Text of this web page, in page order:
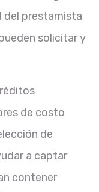
del prestamista
solicitar y
de costo
de
a captar
contener